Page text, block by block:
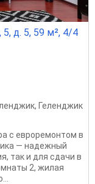
д. 5, 59 м², 4/4
, Геленджик
с евроремонтом в
— надежный
так и для сдачи в
2, жилая